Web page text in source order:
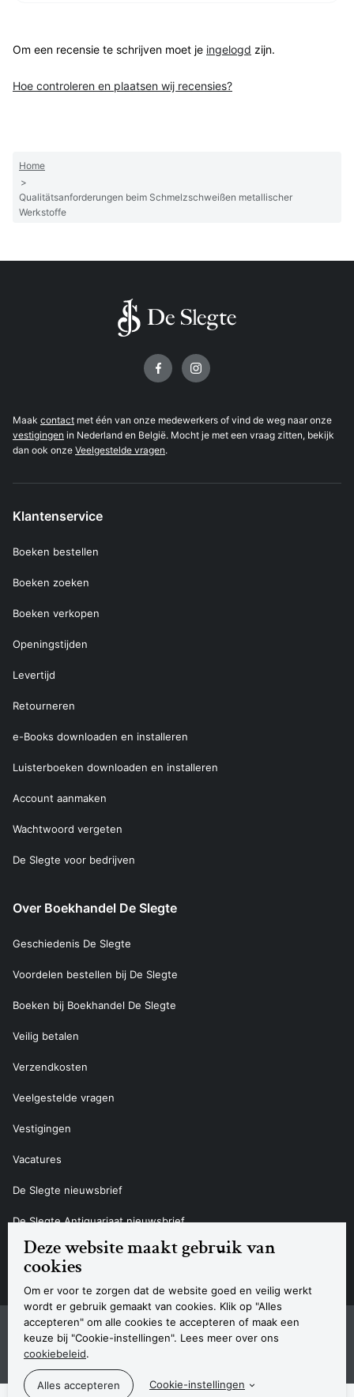
Deze website maakt gebruik van
cookies
Om er voor te zorgen dat de website goed en veilig werkt
wordt er gebruik gemaakt van cookies. Klik op "Alles
accepteren" om alle cookies te accepteren of maak een
keuze bij "Cookie-instellingen". Lees meer over ons
cookiebeleid.
Cookie-instellingen
Om een recensie te schrijven moet je ingelogd zijn.
Hoe controleren en plaatsen wij recensies?
Home
>
Qualitätsanforderungen beim Schmelzschweißen metallischer
Werkstoffe
Maak contact met één van onze medewerkers of vind de weg naar onze
vestigingen in Nederland en België. Mocht je met een vraag zitten, bekijk
dan ook onze Veelgestelde vragen.
Klantenservice
Boeken bestellen
Boeken zoeken
Boeken verkopen
Openingstijden
Levertijd
Retourneren
e-Books downloaden en installeren
Luisterboeken downloaden en installeren
Account aanmaken
Wachtwoord vergeten
De Slegte voor bedrijven
Over Boekhandel De Slegte
Geschiedenis De Slegte
Voordelen bestellen bij De Slegte
Boeken bij Boekhandel De Slegte
Veilig betalen
Verzendkosten
Veelgestelde vragen
Vestigingen
Vacatures
De Slegte nieuwsbrief
De Slegte Antiquariaat nieuwsbrief
Contact
Navigatie
SitemapPrivacyverklaring CookieverklaringAlgemene voorwaardenDisclaimer
Contact